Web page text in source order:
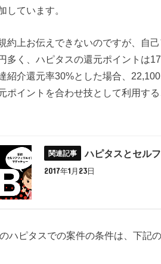
しています。
約上お伝えできないのですが、自
多く、ハピタスの還元ポイントは
紹介還元率30%とした場合、
ポイントを合わせ技として利用す
ハピタスとセル
2017年1月23日
ハピタスでの案件の条件は、下記